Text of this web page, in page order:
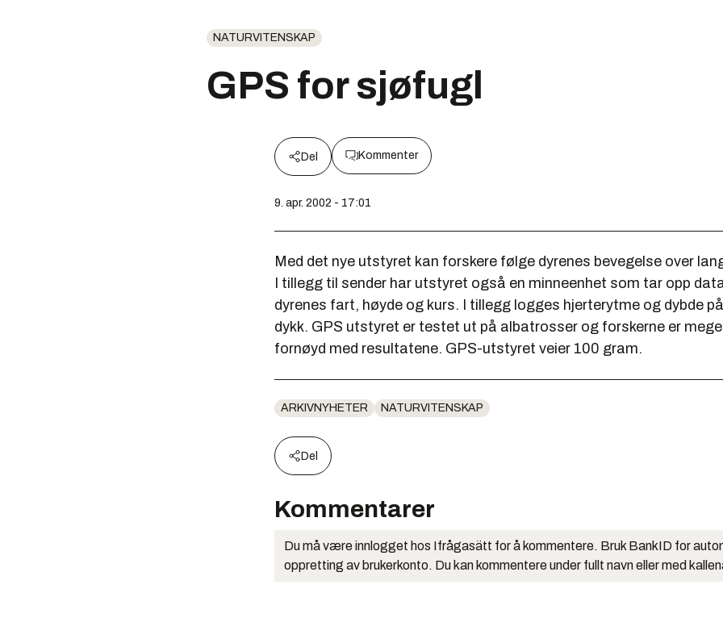
NATURVITENSKAP
GPS for sjøfugl
Del Kommenter
9. apr. 2002 - 17:01
Med det nye utstyret kan forskere følge dyrenes bevegelse over
I tillegg til sender har utstyret også en minneenhet som tar opp
dyrenes fart, høyde og kurs. I tillegg logges hjerterytme og dybde
dykk. GPS utstyret er testet ut på albatrosser og forskerne er
fornøyd med resultatene. GPS-utstyret veier 100 gram.
ARKIVNYHETER NATURVITENSKAP
Del
Kommentarer
Du må være innlogget hos Ifrågasätt for å kommentere. Bruk BankID for
oppretting av brukerkonto. Du kan kommentere under fullt navn eller med